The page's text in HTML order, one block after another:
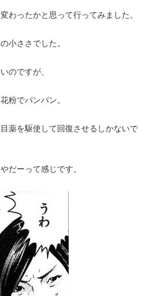
わったかと思って行ってみました。
小ささでした。
のですが、
粉でパンパン。
薬を駆使して回復させるしかないで
だーって感じです。